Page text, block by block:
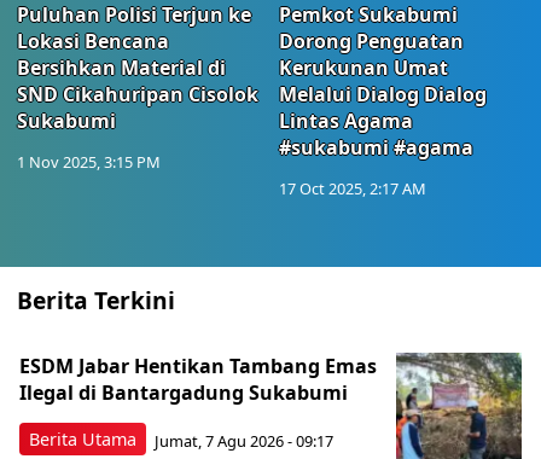
Puluhan Polisi Terjun ke
Lokasi Bencana
Bersihkan Material di
SND Cikahuripan Cisolok
Sukabumi
1 Nov 2025, 3:15 PM
Pemkot Sukabumi
Dorong Penguatan
Kerukunan Umat
Melalui Dialog Dialog
Lintas Agama
#sukabumi #agama
17 Oct 2025, 2:17 AM
Berita Terkini
Berita Utama
ESDM Jabar Hentikan Tambang Emas
Ilegal di Bantargadung Sukabumi
Jumat, 7 Agu 2026 - 09:17